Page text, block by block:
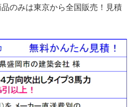
のみは東京から全国販売！見積